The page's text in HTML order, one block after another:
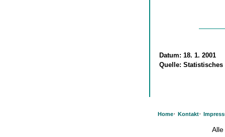
Datum: 18. 1. 2001
Quelle: Statistisches
Home· Kontakt·